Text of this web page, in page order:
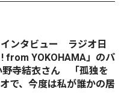
ンタビュー ラジオ日
from YOKOHAMA」のパ
野寺結衣さん 「孤独を
で、今度は私が誰かの居